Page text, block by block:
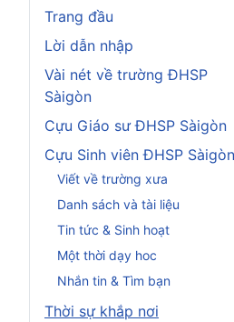
Trang đầu
Lời dẫn nhập
Vài nét về trường ĐHSP
Sàigòn
Cựu Giáo sư ĐHSP Sàigòn
Cựu Sinh viên ĐHSP Sàigòn
Viết về trường xưa
Danh sách và tài liệu
Tin tức & Sinh hoạt
Một thời dạy hoc
Nhắn tin & Tìm bạn
Thời sự khắp nơi